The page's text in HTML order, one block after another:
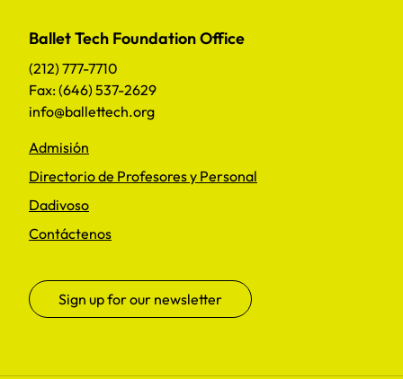
Ballet Tech Foundation Office
(212) 777-7710
Fax: (646) 537-2629
info@ballettech.org
Admisión
Directorio de Profesores y Personal
Dadivoso
Contáctenos
Sign up for our newsletter